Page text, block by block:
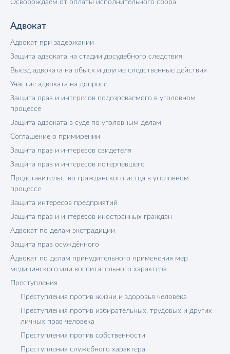
Освобождаем от оплаты исполнительного сбора
Адвокат
Адвокат при задержании
Защита адвоката на стадии досудебного следствия
Выезд адвоката на обыск и другие следственные действия
Участие адвоката на допросе
Защита прав и интересов подозреваемого в уголовном
процессе
Защита адвоката в суде по уголовным делам
Соглашение о примирении
Защита прав и интересов свидетеля
Защита прав и интересов потерпевшего
Представительство гражданского истца в уголовном
процессе
Защита интересов предприятий
Защита прав и интересов иностранных граждан
Адвокат по делам экстрадиции
Защита прав осуждённого
Адвокат по делам принудительного применения мер
медицинского или воспитательного характера
Преступления
Преступления против жизни и здоровья человека
Преступления против избирательных, трудовых и других
личных прав человека
Преступления против собственности
Преступления служебного характера